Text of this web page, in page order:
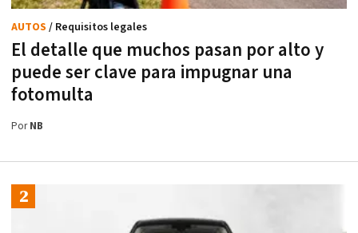
El detalle que muchos pasan por alto y
puede ser clave para impugnar una
fotomulta
AUTOS / Requisitos legales
PorNB